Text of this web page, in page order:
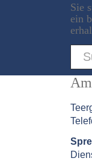
Sie
ein
Sword